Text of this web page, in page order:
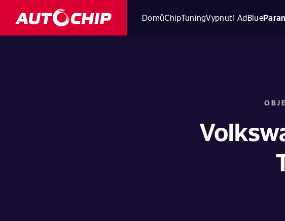
DomůChipTuningVypnutí AdBlue